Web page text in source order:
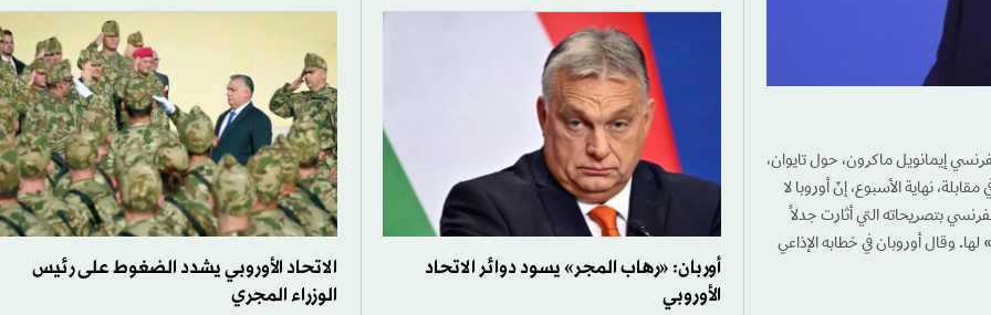
إيمانويل ماكرون، حول تايوان،
نهاية الأسبوع، إنّ أوروبا لا
بتصريحاته التي أثارت جدلاً
لها. وقال أوروبان في خطابه الإذاعي
أوربان: «رهاب المجر» يسود دوائر الاتحاد
الأوروبي
الاتحاد الأوروبي يشدد الضغوط على رئيس
الوزراء المجري